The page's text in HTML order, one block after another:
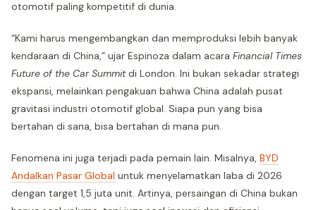
otomotif paling kompetitif di dunia.
“Kami harus mengembangkan dan memproduksi lebih banyak
kendaraan di China,” ujar Espinoza dalam acara Financial Times
Future of the Car Summitdi London. Ini bukan sekadar strategi
ekspansi, melainkan pengakuan bahwa China adalah pusat
gravitasi industri otomotif global. Siapa pun yang bisa
bertahan di sana, bisa bertahan di mana pun.
Fenomena ini juga terjadi pada pemain lain. Misalnya, BYD
Andalkan Pasar Global untuk menyelamatkan laba di 2026
dengan target 1,5 juta unit. Artinya, persaingan di China bukan